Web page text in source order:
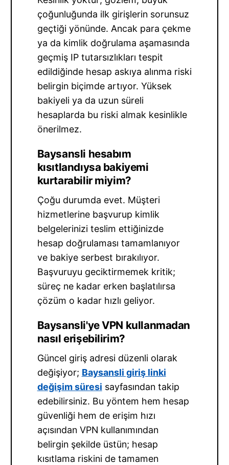
çoğunluğunda ilk girişlerin sorunsuz
geçtiği yönünde. Ancak para çekme
ya da kimlik doğrulama aşamasında
geçmiş IP tutarsızlıkları tespit
edildiğinde hesap askıya alınma riski
belirgin biçimde artıyor. Yüksek
bakiyeli ya da uzun süreli
hesaplarda bu riski almak kesinlikle
önerilmez.
Baysansli hesabım
kısıtlandıysa bakiyemi
kurtarabilir miyim?
Çoğu durumda evet. Müşteri
hizmetlerine başvurup kimlik
belgelerinizi teslim ettiğinizde
hesap doğrulaması tamamlanıyor
ve bakiye serbest bırakılıyor.
Başvuruyu geciktirmemek kritik;
süreç ne kadar erken başlatılırsa
çözüm o kadar hızlı geliyor.
Baysansli'ye VPN kullanmadan
nasıl erişebilirim?
Güncel giriş adresi düzenli olarak
değişiyor; Baysansli giriş linki
değişim süresi sayfasından takip
edebilirsiniz. Bu yöntem hem hesap
güvenliği hem de erişim hızı
açısından VPN kullanımından
belirgin şekilde üstün; hesap
kısıtlama riskini de tamamen